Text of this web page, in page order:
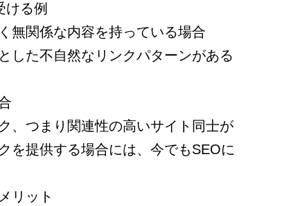
ける例
無関係な内容を持っている場合
した不自然なリンクパターンがある
、つまり関連性の高いサイト同士が
を提供する場合には、今でもSEOに
リット